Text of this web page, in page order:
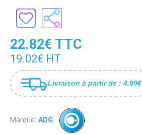
22.82€ TTC
19.02€ HT
Livraison à partir de : 4.99€
Marque: ADG